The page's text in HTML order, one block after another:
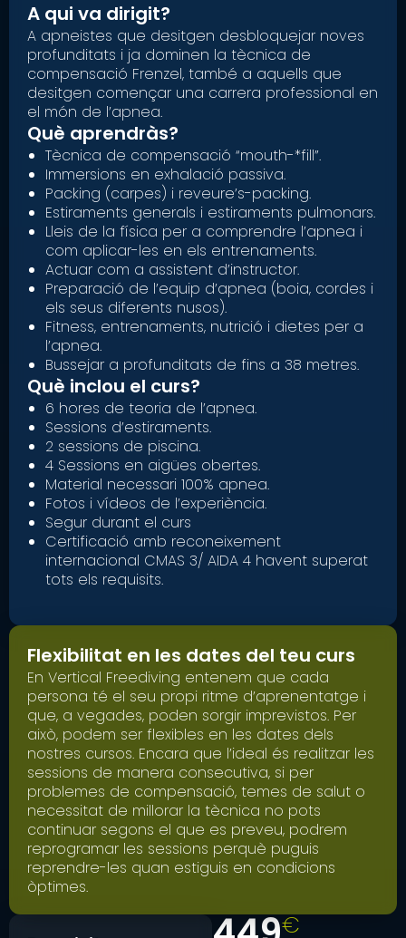
A qui va dirigit?
A apneistes que desitgen desbloquejar noves
profunditats i ja dominen la tècnica de
compensació Frenzel, també a aquells que
desitgen començar una carrera professional en
el món de l’apnea.
Què aprendràs?
Tècnica de compensació “mouth-*fill”.
Immersions en exhalació passiva.
Packing (carpes) i reveure’s-packing.
Estiraments generals i estiraments pulmonars.
Lleis de la física per a comprendre l’apnea i
com aplicar-les en els entrenaments.
Actuar com a assistent d’instructor.
Preparació de l’equip d’apnea (boia, cordes i
els seus diferents nusos).
Fitness, entrenaments, nutrició i dietes per a
l’apnea.
Bussejar a profunditats de fins a 38 metres.
Què inclou el curs?
6 hores de teoria de l’apnea.
Sessions d’estiraments.
2 sessions de piscina.
4 Sessions en aigües obertes.
Material necessari 100% apnea.
Fotos i vídeos de l’experiència.
Segur durant el curs
Certificació amb reconeixement
internacional CMAS 3/ AIDA 4 havent superat
tots els requisits.
€
Flexibilitat en les dates del teu curs
En Vertical Freediving entenem que cada
persona té el seu propi ritme d’aprenentatge i
que, a vegades, poden sorgir imprevistos. Per
això, podem ser flexibles en les dates dels
nostres cursos. Encara que l’ideal és realitzar les
sessions de manera consecutiva, si per
problemes de compensació, temes de salut o
necessitat de millorar la tècnica no pots
continuar segons el que es preveu, podrem
reprogramar les sessions perquè puguis
reprendre-les quan estiguis en condicions
òptimes.